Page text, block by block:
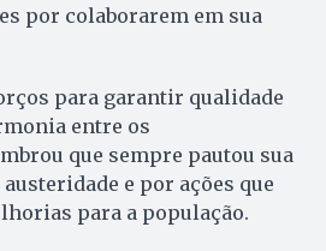
por colaborarem em sua
para garantir qualidade
entre os
que sempre pautou sua
e por ações que
para a população.